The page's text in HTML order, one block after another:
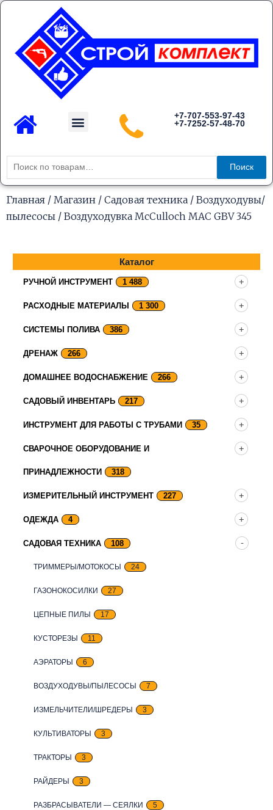
Перейти
содержимому
Menu
+7-707-553-97-43
+7-7252-57-48-70
Искать:
Поиск
Главная / Магазин / Садовая техника / Воздуходувы/
пылесосы / Воздуходувка McCulloch MAC GBV 345
Каталог
РУЧНОЙ ИНСТРУМЕНТ 1 488
РАСХОДНЫЕ МАТЕРИАЛЫ 1 300
СИСТЕМЫ ПОЛИВА 386
ДРЕНАЖ 266
ДОМАШНЕЕ ВОДОСНАБЖЕНИЕ 266
САДОВЫЙ ИНВЕНТАРЬ 217
ИНСТРУМЕНТ ДЛЯ РАБОТЫ С ТРУБАМИ 35
СВАРОЧНОЕ ОБОРУДОВАНИЕ И
ПРИНАДЛЕЖНОСТИ 318
ИЗМЕРИТЕЛЬНЫЙ ИНСТРУМЕНТ 227
ОДЕЖДА 4
САДОВАЯ ТЕХНИКА 108
ТРИММЕРЫ/МОТОКОСЫ 24
ГАЗОНОКОСИЛКИ 27
ЦЕПНЫЕ ПИЛЫ 17
КУСТОРЕЗЫ 11
АЭРАТОРЫ 6
ВОЗДУХОДУВЫ/ПЫЛЕСОСЫ 7
ИЗМЕЛЬЧИТЕЛИ/ШРЕДЕРЫ 3
КУЛЬТИВАТОРЫ 3
ТРАКТОРЫ 3
РАЙДЕРЫ 3
РАЗБРАСЫВАТЕЛИ — СЕЯЛКИ 5